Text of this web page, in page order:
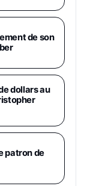
- Bleu &
Double
de son
dollars au
patron de